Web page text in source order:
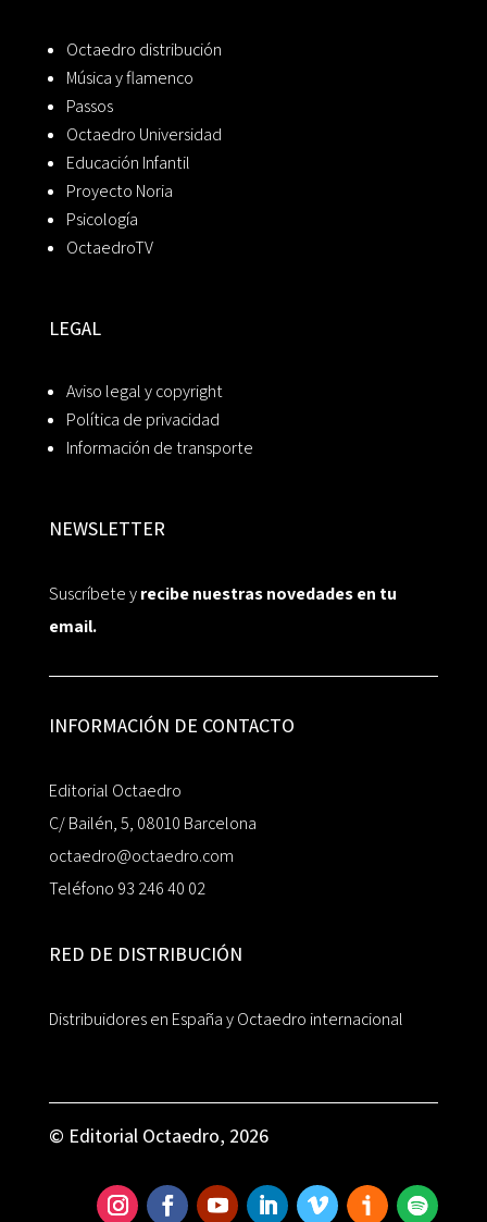
Octaedro distribución
Música y flamenco
Passos
Octaedro Universidad
Educación Infantil
Proyecto Noria
Psicología
OctaedroTV
LEGAL
Aviso legal y copyright
Política de privacidad
Información de transporte
NEWSLETTER
Suscríbete yrecibe nuestras novedades en tu
email.
INFORMACIÓN DE CONTACTO
Editorial Octaedro
C/ Bailén, 5, 08010 Barcelona
octaedro@octaedro.com
Teléfono 93 246 40 02
RED DE DISTRIBUCIÓN
Distribuidores en España y Octaedro internacional
© Editorial Octaedro, 2026